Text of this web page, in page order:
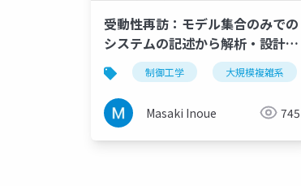
受動性再訪：モデル集合のみでの
システムの記述から解析・設計ま
で
制御工学 大規模複雑系
Masaki Inoue 745